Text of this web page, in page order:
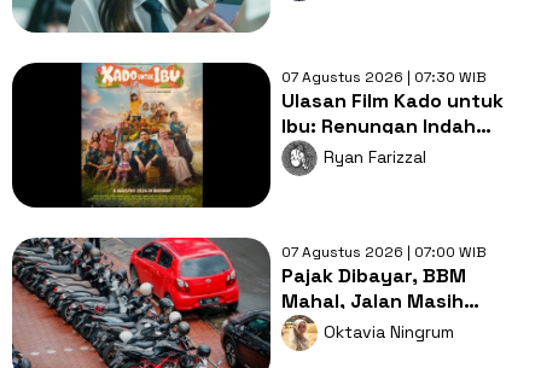
07 Agustus 2026 | 07:30 WIB
Ulasan Film Kado untuk
Ibu: Renungan Indah
Mengenai Kasih Sayang
Orang Tua
Ryan Farizzal
07 Agustus 2026 | 07:00 WIB
Pajak Dibayar, BBM
Mahal, Jalan Masih
Rusak: Rakyat Wajar
Bertanya
Oktavia Ningrum